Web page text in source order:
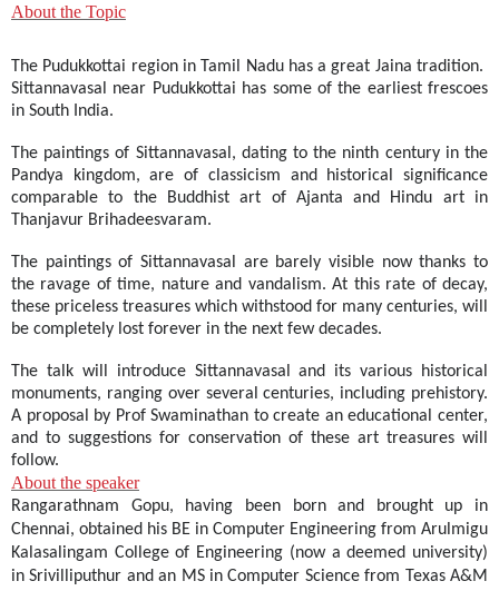
About the Topic
The Pudukkottai region in Tamil Nadu has a great Jaina tradition.
Sittannavasal near Pudukkottai has some of the earliest frescoes
in South India.
The paintings of Sittannavasal, dating to the ninth century in the
Pandya kingdom, are of classicism and historical significance
comparable to the Buddhist art of Ajanta and Hindu art in
Thanjavur Brihadeesvaram.
The paintings of Sittannavasal are barely visible now thanks to
the ravage of time, nature and vandalism. At this rate of decay,
these priceless treasures which withstood for many centuries, will
be completely lost forever in the next few decades.
The talk will introduce Sittannavasal and its various historical
monuments, ranging over several centuries, including prehistory.
A proposal by Prof Swaminathan to create an educational center,
and to suggestions for conservation of these art treasures will
follow.
About the speaker
Rangarathnam Gopu, having been born and brought up in
Chennai, obtained his BE in Computer Engineering from Arulmigu
Kalasalingam College of Engineering (now a deemed university)
in Srivilliputhur and an MS in Computer Science from Texas A&M